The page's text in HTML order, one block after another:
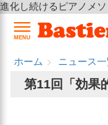
進化し続けるピアノメ
MENU
ホーム ニュース
第11回「効果